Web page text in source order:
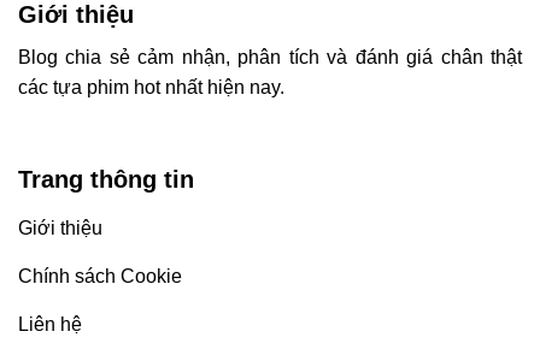
Giới thiệu
Blog chia sẻ cảm nhận, phân tích và đánh giá chân thật
các tựa phim hot nhất hiện nay.
Trang thông tin
Giới thiệu
Chính sách Cookie
Liên hệ